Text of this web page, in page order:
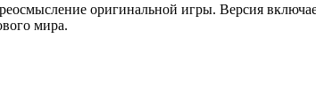
оригинальной игры. Версия
мира.